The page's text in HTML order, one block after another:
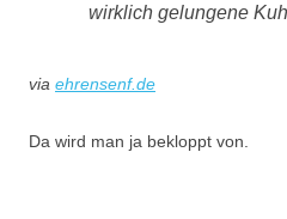
wirklich gelungene
via ehrensenf.de
Da wird man ja bekloppt von.